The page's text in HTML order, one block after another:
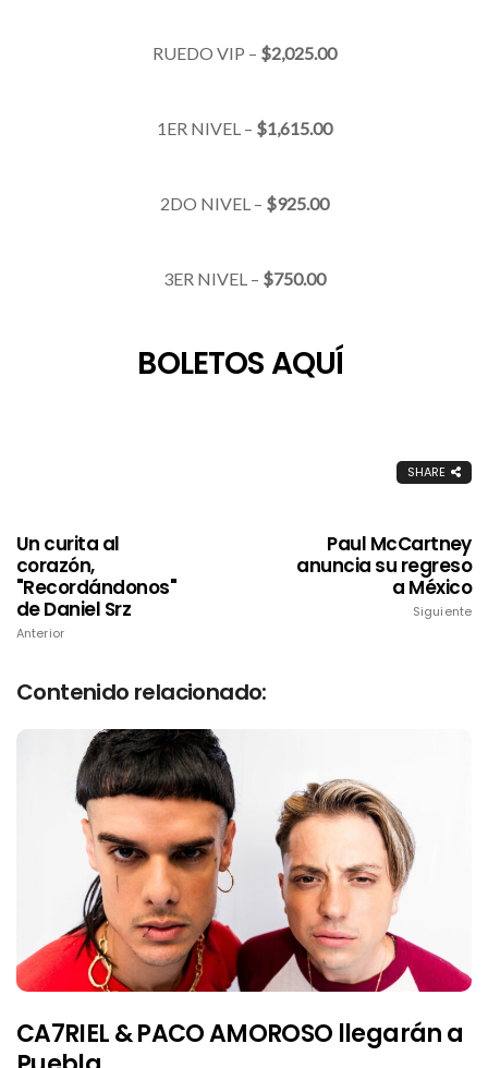
RUEDO VIP – $2,025.00
1ER NIVEL – $1,615.00
2DO NIVEL – $925.00
3ER NIVEL – $750.00
BOLETOS AQUÍ
SHARE
Un curita al
corazón,
"Recordándonos"
de Daniel Srz
Anterior
Paul McCartney
anuncia su regreso
a México
Siguiente
Contenido relacionado:
CA7RIEL & PACO AMOROSO llegarán a